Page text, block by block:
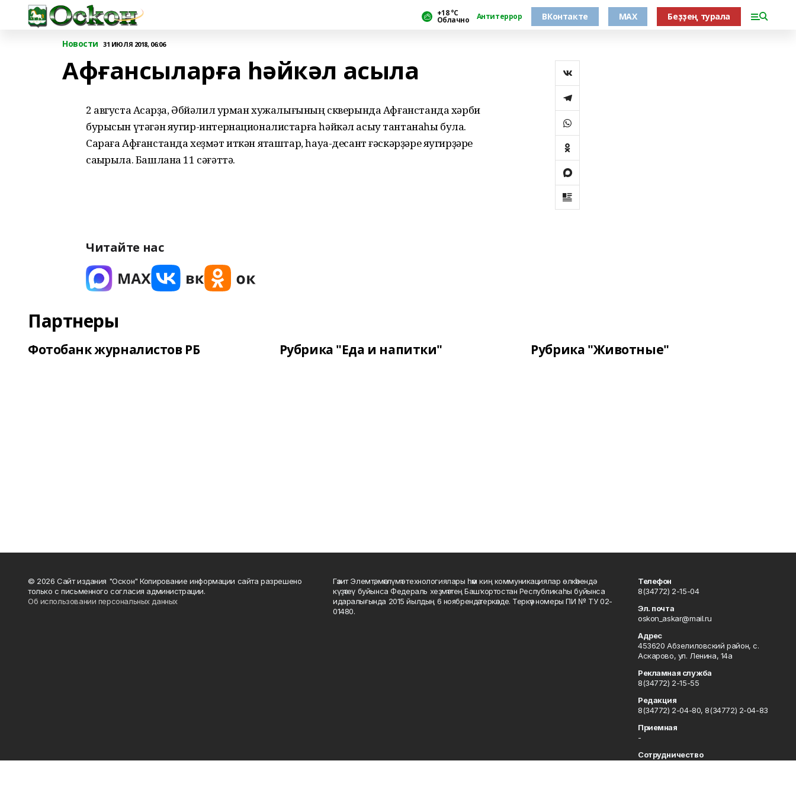
+18 °С
Облачно Антитеррор ВКонтакте MAX Беҙҙең турала
Новости 31 ИЮЛЯ 2018, 06:06
Афғансыларға һәйкәл асыла
2 августа Асҡарҙа, Әбйәлил урман хужалығының скверында Афғанстанда хәрби
бурысын үтәгән яугир-интернационалистарға һәйкәл асыу тантанаһы була.
Сараға Афғанстанда хеҙмәт иткән яҡташтар, һауа-десант ғәскәрҙәре яугирҙәре
саҡырыла. Башлана 11 сәғәттә.
Читайте нас
Партнеры
Фотобанк журналистов РБ Рубрика "Еда и напитки" Рубрика "Животные"
© 2026 Сайт издания "Оскон" Копирование информации сайта разрешено
только с письменного согласия администрации.
Об использовании персональных данных
Гәзит Элемтә, мәғлүмәт технологиялары һәм киң коммуникациялар өлкәһендә
күҙәтеү буйынса Федераль хеҙмәттең Башҡортостан Республикаһы буйынса
идаралығында 2015 йылдың 6 ноябрендә теркәлде. Теркәү номеры ПИ № ТУ 02-
01480.
Телефон
8(34772) 2-15-04
Эл. почта
oskon_askar@mail.ru
Адрес
453620 Абзелиловский район, с.
Аскарово, ул. Ленина, 14а
Рекламная служба
8(34772) 2-15-55
Редакция
8(34772) 2-04-80, 8(34772) 2-04-83
Приемная
-
Сотрудничество